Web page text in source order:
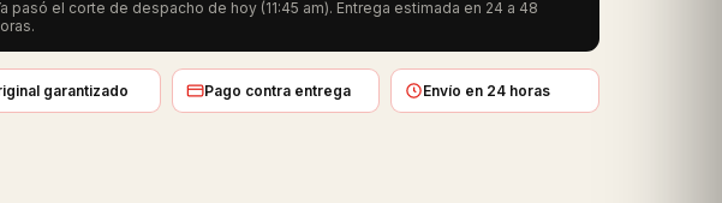
pasó el corte de despacho de hoy (11:45 am). Entrega estimada en 24 a 48
garantizado Pago contra entrega Envío en 24 horas